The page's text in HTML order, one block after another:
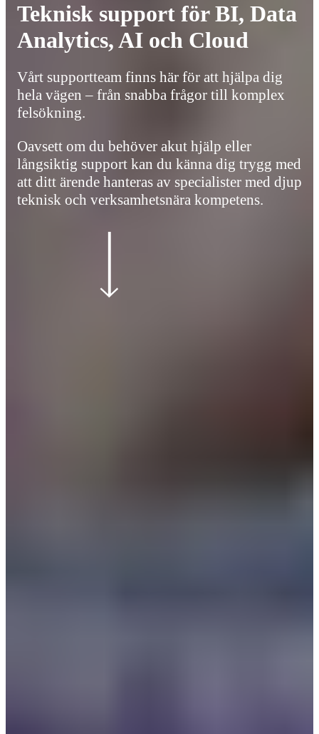
Teknisk support för BI, Data
Analytics, AI och Cloud
Vårt supportteam finns här för att hjälpa dig
hela vägen – från snabba frågor till komplex
felsökning.
Oavsett om du behöver akut hjälp eller
långsiktig support kan du känna dig trygg med
att ditt ärende hanteras av specialister med djup
teknisk och verksamhetsnära kompetens.